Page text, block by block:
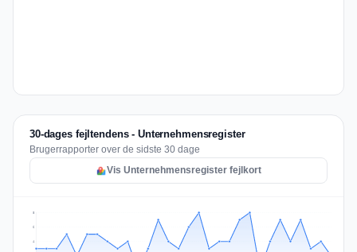
30-dages fejltendens - Unternehmensregister
Brugerrapporter over de sidste 30 dage
Vis Unternehmensregister fejlkort
4
6
8